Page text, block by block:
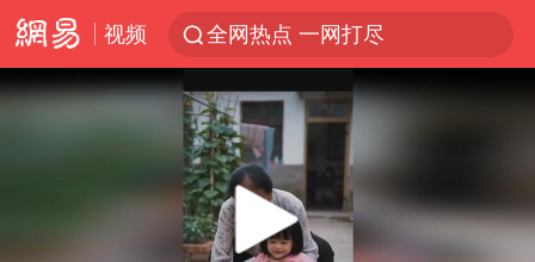
视频 全网热点 一网打尽